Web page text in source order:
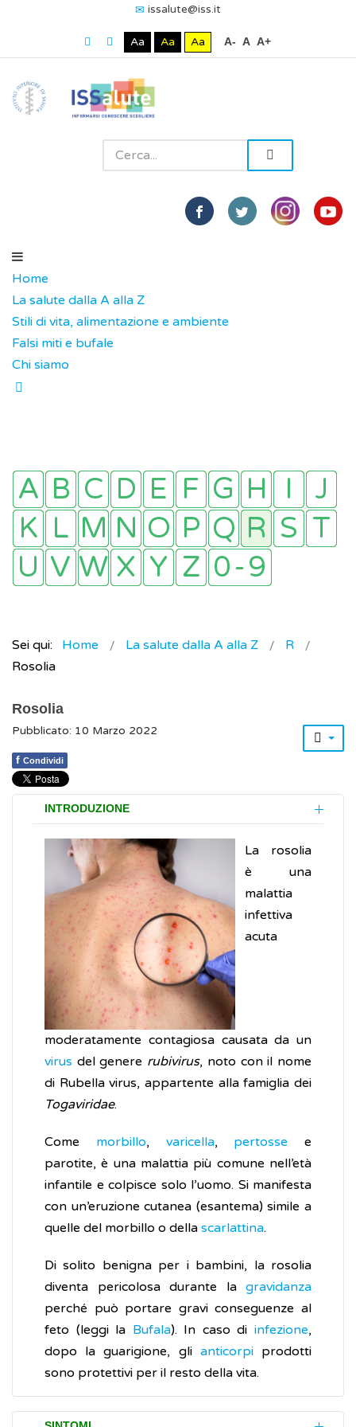
issalute@iss.it
Aa Aa Aa A- A A+
Home
La salute dalla A alla Z
Stili di vita, alimentazione e ambiente
Falsi miti e bufale
Chi siamo
Sei qui: Home La salute dalla A alla Z
R
Rosolia
Rosolia
Pubblicato: 10 Marzo 2022
f Condividi
INTRODUZIONE
La rosolia
è una
malattia
infettiva
acuta
moderatamente contagiosa causata da un
virus del genere rubivirus, noto con il nome
di Rubella virus, appartente alla famiglia dei
Togaviridae.
Come morbillo, varicella, pertosse e
parotite, è una malattia più comune nell’età
infantile e colpisce solo l’uomo. Si manifesta
con un’eruzione cutanea (esantema) simile a
quelle del morbillo o della scarlattina.
Di solito benigna per i bambini, la rosolia
diventa pericolosa durante la gravidanza
perché può portare gravi conseguenze al
feto (leggi la Bufala). In caso diinfezione,
dopo la guarigione, gli anticorpiprodotti
sono protettivi per il resto della vita.